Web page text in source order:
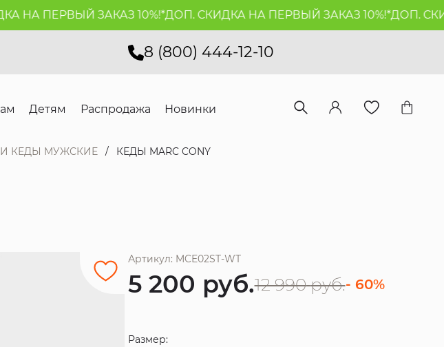
ПЕРВЫЙ ЗАКАЗ 10%!*ДОП. СКИДКА НА ПЕРВЫЙ ЗАКАЗ 10%!*ДОП.
8 (800) 444-12-10
Детям Распродажа Новинки
КЕДЫ МУЖСКИЕ КЕДЫ MARC CONY
Артикул: MCE02ST-WT
5 200 руб.12 990 руб.- 60%
Размер: